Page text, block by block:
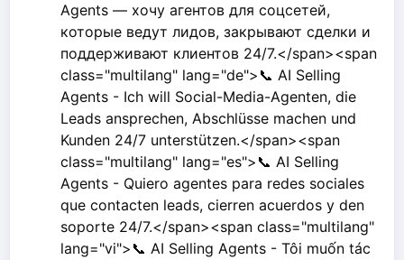
Agents — хочу агентов для соцсетей,
которые ведут лидов, закрывают сделки и
поддерживают клиентов 24/7.</span><span
class="multilang" lang="de">📞 AI Selling
Agents - Ich will Social-Media-Agenten, die
Leads ansprechen, Abschlüsse machen und
Kunden 24/7 unterstützen.</span><span
class="multilang" lang="es">📞 AI Selling
Agents - Quiero agentes para redes sociales
que contacten leads, cierren acuerdos y den
soporte 24/7.</span><span class="multilang"
lang="vi">📞 AI Selling Agents - Tôi muốn tác